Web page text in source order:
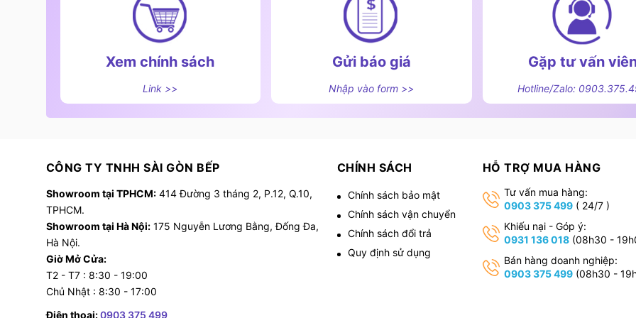
Xem chính sách
Link >>
Gửi báo giá
Nhập vào form >>
Gặp tư vấn
Hotline/Zalo:
CÔNG TY TNHH SÀI GÒN BẾP
Showroom tại TPHCM:414 Đường 3 tháng 2, P.12, Q.10,
TPHCM.
Showroom tại Hà Nội:175 Nguyễn Lương Bằng, Đống Đa,
Hà Nội.
Giờ Mở Cửa:
T2 - T7 : 8:30 - 19:00
Chủ Nhật : 8:30 - 17:00
Điện thoại:0903 375 499
CHÍNH SÁCH
Chính sách bảo mật
Chính sách vận chuyển
Chính sách đổi trả
Quy định sử dụng
HỖ TRỢ MUA HÀNG
Tư vấn mua hàng:
0903 375 499( 24/7 )
Khiếu nại - Góp ý:
0931 136 018(08h30 -
Bán hàng doanh nghiệp:
0903 375 499(08h30 -